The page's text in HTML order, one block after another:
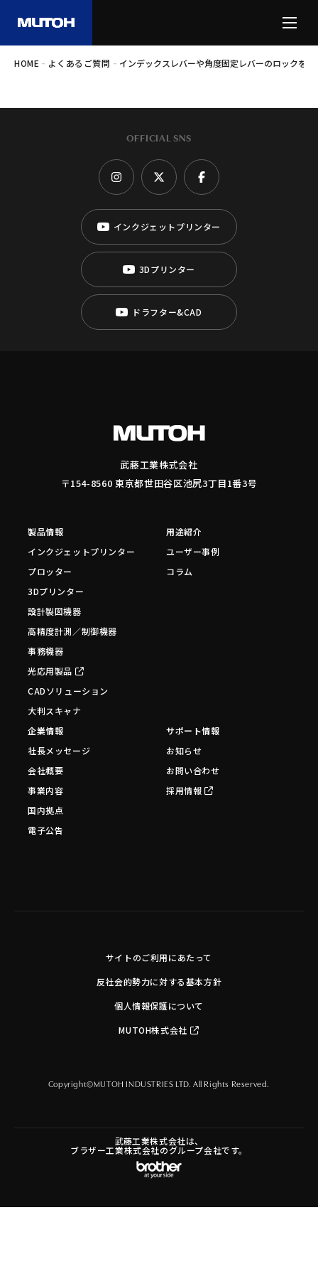
HOME - よくあるご質問 - インデックスレバーや角度固定レバーのロックを
OFFICIAL SNS
インクジェットプリンター
3Dプリンター
ドラフター&CAD
武藤工業株式会社
〒154-8560 東京都世田谷区池尻3丁目1番3号
製品情報
インクジェットプリンター
プロッター
3Dプリンター
設計製図機器
高精度計測／制御機器
事務機器
光応用製品
CADソリューション
大判スキャナ
用途紹介
ユーザー事例
コラム
企業情報
社長メッセージ
会社概要
事業内容
国内拠点
電子公告
サポート情報
お知らせ
お問い合わせ
採用情報
サイトのご利用にあたって
反社会的勢力に対する基本方針
個人情報保護について
MUTOH株式会社
Copyright©MUTOH INDUSTRIES LTD. All Rights Reserved.
武藤工業株式会社は、
ブラザー工業株式会社のグループ会社です。